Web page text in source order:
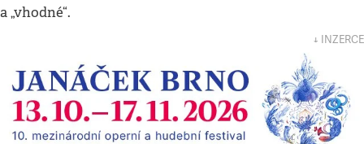
a „vhodné“.
↓ INZERCE